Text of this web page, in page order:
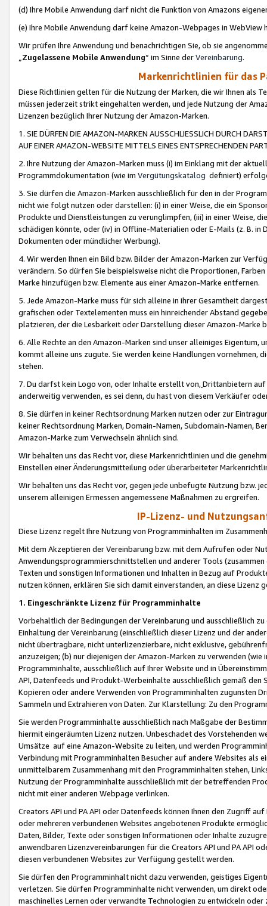
(d) Ihre Mobile Anwendung darf nicht die Funktion von Amazons
(e) Ihre Mobile Anwendung darf keine Amazon-Webpages in WebView
Wir prüfen Ihre Anwendung und benachrichtigen Sie, ob sie
„Zugelassene Mobile Anwendung“ im Sinne derVereinbarung.
Markenrichtlinien für das
Diese Richtlinien gelten für die Nutzung der Marken, die wir Ihnen als
müssen jederzeit strikt eingehalten werden, und jede Nutzung der
Lizenzen bezüglich Ihrer Nutzung der Amazon-Marken.
1. SIE DÜRFEN DIE AMAZON-MARKEN AUSSCHLIESSLICH DURCH
AUF EINER AMAZON-WEBSITE MITTELS EINES ENTSPRECHENDEN
2. Ihre Nutzung der Amazon-Marken muss (i) im Einklang mit der
Programmdokumentation (wie im Vergütungskatalog definiert)
3. Sie dürfen die Amazon-Marken ausschließlich für den in der
nicht wie folgt nutzen oder darstellen: (i) in einer Weise, die ein
Produkte und Dienstleistungen zu verunglimpfen, (iii) in einer Weise,
schädigen könnte, oder (iv) in Offline-Materialien oder E-Mails (z. B. in
Dokumenten oder mündlicher Werbung).
4. Wir werden Ihnen ein Bild bzw. Bilder der Amazon-Marken zur
verändern. So dürfen Sie beispielsweise nicht die Proportionen,
Marke hinzufügen bzw. Elemente aus einer Amazon-Marke entfernen.
5. Jede Amazon-Marke muss für sich alleine in ihrer Gesamtheit
grafischen oder Textelementen muss ein hinreichender Abstand
platzieren, der die Lesbarkeit oder Darstellung dieser Amazon-Marke
6. Alle Rechte an den Amazon-Marken sind unser alleiniges
kommt alleine uns zugute. Sie werden keine Handlungen vornehmen,
stehen.
7. Du darfst kein Logo von, oder Inhalte erstellt von,Drittanbietern auf
anderweitig verwenden, es sei denn, du hast von diesem Verkäufer
8. Sie dürfen in keiner Rechtsordnung Marken nutzen oder zur
keiner Rechtsordnung Marken, Domain-Namen, Subdomain-Namen,
Amazon-Marke zum Verwechseln ähnlich sind.
Wir behalten uns das Recht vor, diese Markenrichtlinien und die
Einstellen einer Änderungsmitteilung oder überarbeiteter
Wir behalten uns das Recht vor, gegen jede unbefugte Nutzung bzw.
unserem alleinigen Ermessen angemessene Maßnahmen zu ergreifen.
IP-Lizenz- und
Diese Lizenz regelt Ihre Nutzung von Programminhalten im
Mit dem Akzeptieren der Vereinbarung bzw. mit dem Aufrufen oder
Anwendungsprogrammierschnittstellen und anderer Tools (zusammen
Texten und sonstigen Informationen und Inhalten in Bezug auf
nutzen können, erklären Sie sich damit einverstanden, an diese Lizenz
1. Eingeschränkte Lizenz für Programminhalte
Vorbehaltlich der Bedingungen der Vereinbarung und ausschließlich
Einhaltung der Vereinbarung (einschließlich dieser Lizenz und der
nicht übertragbare, nicht unterlizenzierbare, nicht exklusive,
anzuzeigen; (b) nur diejenigen der Amazon-Marken zu verwenden
Programminhalte, ausschließlich auf Ihrer Website und in
API, Datenfeeds und Produkt-Werbeinhalte ausschließlich gemäß
Kopieren oder andere Verwenden von Programminhalten zugunsten
Sammeln und Extrahieren von Daten. Zur Klarstellung: Zu den
Sie werden Programminhalte ausschließlich nach Maßgabe der
hiermit eingeräumten Lizenz nutzen. Unbeschadet des Vorstehenden
Umsätze auf eine Amazon-Website zu leiten, und werden
Verbindung mit Programminhalten Besucher auf andere Websites als
unmittelbarem Zusammenhang mit den Programminhalten stehen,
Nutzung der Programminhalte ausschließlich mit der betreffenden
nicht mit einer anderen Webpage verlinken.
Creators API und PA API oder Datenfeeds können Ihnen den Zugriff
oder mehreren verbundenen Websites angebotenen Produkte
Daten, Bilder, Texte oder sonstigen Informationen oder Inhalte
anwendbaren Lizenzvereinbarungen für die Creators API und PA API
diesen verbundenen Websites zur Verfügung gestellt werden.
Sie dürfen den Programminhalt nicht dazu verwenden, geistiges
verletzen. Sie dürfen Programminhalte nicht verwenden, um direkt
maschinelles Lernen oder verwandte Technologien zu entwickeln